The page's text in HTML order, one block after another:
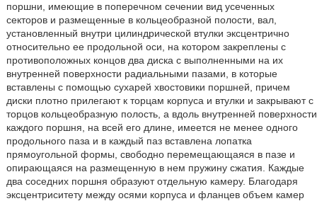
поршни, имеющие в поперечном сечении вид усеченных
секторов и размещенные в кольцеобразной полости, вал,
установленный внутри цилиндрической втулки эксцентрично
относительно ее продольной оси, на котором закреплены с
противоположных концов два диска с выполненными на их
внутренней поверхности радиальными пазами, в которые
вставлены с помощью сухарей хвостовики поршней, причем
диски плотно прилегают к торцам корпуса и втулки и закрывают с
торцов кольцеобразную полость, а вдоль внутренней поверхности
каждого поршня, на всей его длине, имеется не менее одного
продольного паза и в каждый паз вставлена лопатка
прямоугольной формы, свободно перемещающаяся в пазе и
опирающаяся на размещенную в нем пружину сжатия. Каждые
два соседних поршня образуют отдельную камеру. Благодаря
эксцентриситету между осями корпуса и фланцев объем камер